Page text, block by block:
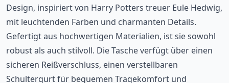
Design, inspiriert von Harry Potters treuer Eule Hedwig,
mit leuchtenden Farben und charmanten Details.
Gefertigt aus hochwertigen Materialien, ist sie sowohl
robust als auch stilvoll. Die Tasche verfügt über einen
sicheren Reißverschluss, einen verstellbaren
Schultergurt für bequemen Tragekomfort und